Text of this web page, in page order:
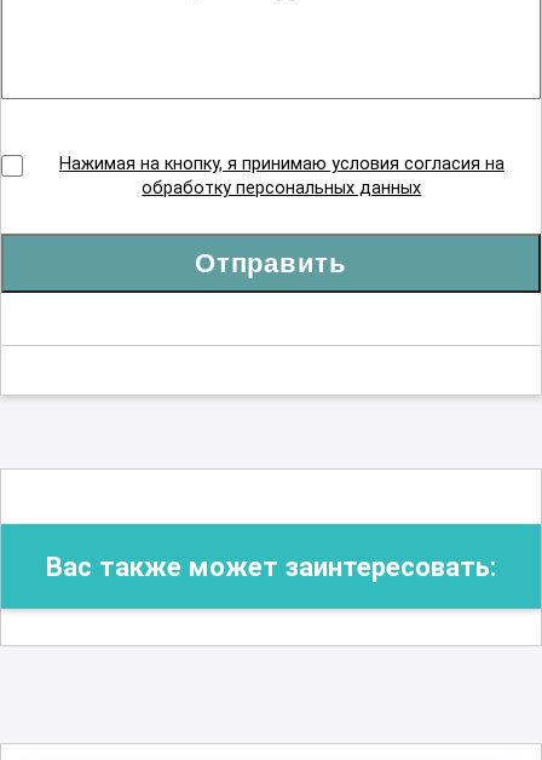
Нажимая на кнопку, я принимаю условия согласия на
обработку персональных данных
Отправить
Вас также может заинтересовать: